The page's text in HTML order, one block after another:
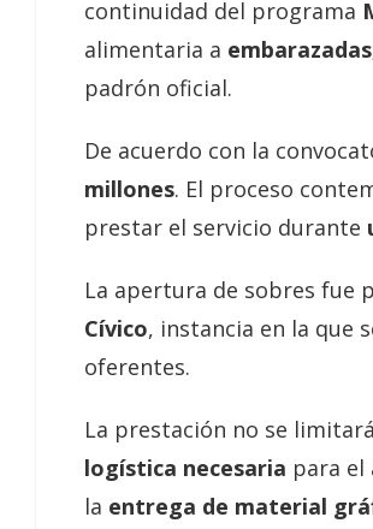
continuidad del programa
alimentaria a
padrón oficial.
De acuerdo con la
millones. El proceso
prestar el servicio durante
La apertura de sobres fue
Cívico, instancia en la que
oferentes.
La prestación no se
logística necesaria para
la entrega de material